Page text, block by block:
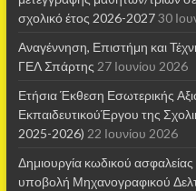
σχολικό έτος 2026-202730
Αναγέννηση, Επιστήμη και
ΓΕΛ Σπάρτης 27 Ιουνίου 2026
Ετήσια Έκθεση Εσωτερικής
ΕκπαιδευτικούΈργου της
2025-2026) 22 Ιουνίου 2026
Δημιουργία κωδικού
υποβολή Μηχανογραφικού